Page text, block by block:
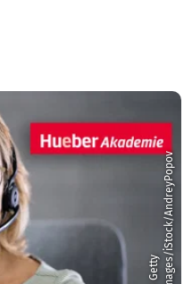
©
G
e
t
t
y
I
m
a
g
e
s
/
i
S
t
o
c
k
/
A
n
d
r
e
y
P
o
p
ov